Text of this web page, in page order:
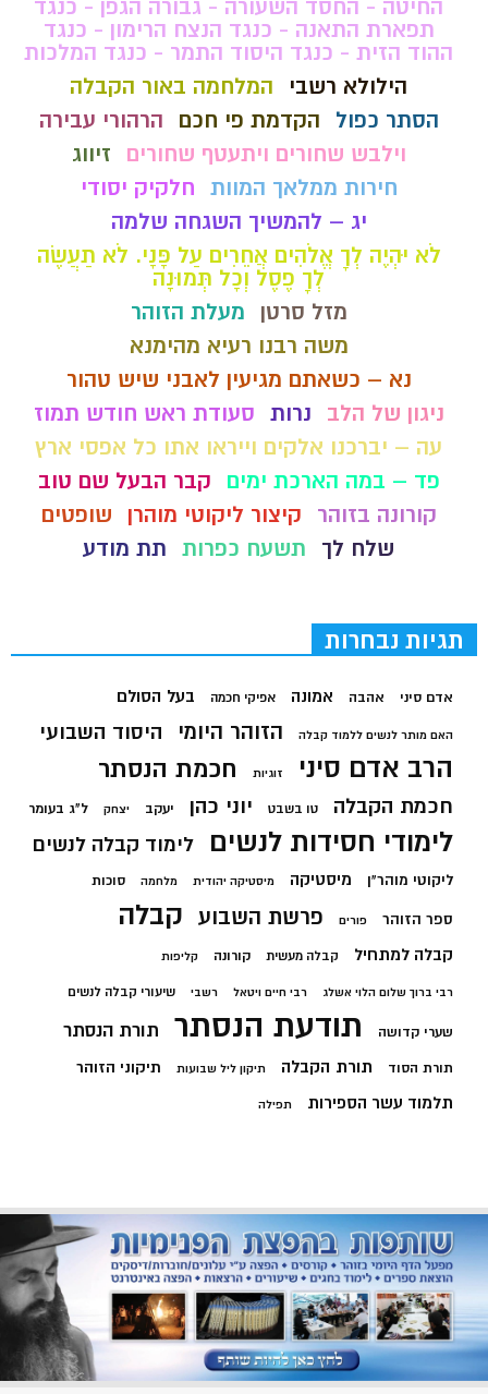
החיטה - החסד השעורה - גבורה הגפן - כנגד
תפארת התאנה - כנגד הנצח הרימון - כנגד
ההוד הזית - כנגד היסוד התמר - כנגד המלכות
הילולא רשבי
המלחמה באור הקבלה
הסתר כפול
הקדמת פי חכם
הרהורי עבירה
וילבש שחורים ויתעטף שחורים
זיווג
חירות ממלאך המוות חלקיק יסודי
יג – להמשיך השגחה שלמה
לֹא יִהְיֶה לְךָ אֱלֹהִים אֲחֵרִים עַל פָּנָי. לֹא תַעֲשֶׂה
לְךָ פֶסֶל וְכָל תְּמוּנָה
מזל סרטן
מעלת הזוהר
משה רבנו רעיא מהימנא
נא – כשאתם מגיעין לאבני שיש טהור
ניגון של הלב
נרות סעודת ראש חודש תמוז
עה – יברכנו אלקים וייראו אתו כל אפסי ארץ
פד – במה הארכת ימים
קבר הבעל שם טוב
קורונה בזוהר
קיצור ליקוטי מוהרן
שופטים
שלח לך
תשעח כפרות תת מודע
תגיות נבחרות
אדם סיני אהבה אמונה אפיקי חכמה בעל הסולם
האם מותר לנשים ללמוד קבלה הזוהר היומי היסוד השבועי
הרב אדם סיני זוגיות חכמת הנסתר
חכמת הקבלה טו בשבט יוני כהן יעקב יצחק ל"ג בעומר
לימודי חסידות לנשים לימוד קבלה לנשים
ליקוטי מוהר"ן מיסטיקה מיסטיקה יהודית מלחמה סוכות
ספר הזוהר פורים פרשת השבוע קבלה
קבלה למתחיל קבלה מעשית קורונה קליפות
רבי ברוך שלום הלוי אשלג רבי חיים ויטאל רשבי שיעורי קבלה לנשים
שערי קדושה תודעת הנסתר תורת הנסתר
תורת הסוד תורת הקבלה תיקון ליל שבועות תיקוני הזוהר
תלמוד עשר הספירות תפילה